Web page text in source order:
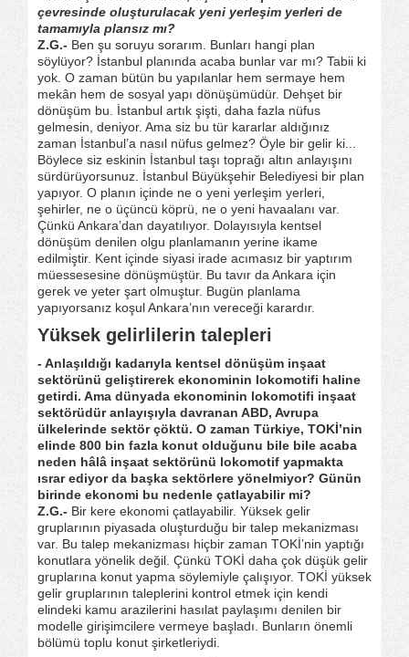
çevresinde oluşturulacak yeni yerleşim yerleri de
tamamıyla plansız mı?
Z.G.- Ben şu soruyu sorarım. Bunları hangi plan
söylüyor? İstanbul planında acaba bunlar var mı? Tabii ki
yok. O zaman bütün bu yapılanlar hem sermaye hem
mekân hem de sosyal yapı dönüşümüdür. Dehşet bir
dönüşüm bu. İstanbul artık şişti, daha fazla nüfus
gelmesin, deniyor. Ama siz bu tür kararlar aldığınız
zaman İstanbul’a nasıl nüfus gelmez? Öyle bir gelir ki...
Böylece siz eskinin İstanbul taşı toprağı altın anlayışını
sürdürüyorsunuz. İstanbul Büyükşehir Belediyesi bir plan
yapıyor. O planın içinde ne o yeni yerleşim yerleri,
şehirler, ne o üçüncü köprü, ne o yeni havaalanı var.
Çünkü Ankara’dan dayatılıyor. Dolayısıyla kentsel
dönüşüm denilen olgu planlamanın yerine ikame
edilmiştir. Kent içinde siyasi irade acımasız bir yaptırım
müessesesine dönüşmüştür. Bu tavır da Ankara için
gerek ve yeter şart olmuştur. Bugün planlama
yapıyorsanız koşul Ankara’nın vereceği karardır.
Yüksek gelirlilerin talepleri
- Anlaşıldığı kadarıyla kentsel dönüşüm inşaat
sektörünü geliştirerek ekonominin lokomotifi haline
getirdi. Ama dünyada ekonominin lokomotifi inşaat
sektörüdür anlayışıyla davranan ABD, Avrupa
ülkelerinde sektör çöktü. O zaman Türkiye, TOKİ’nin
elinde 800 bin fazla konut olduğunu bile bile acaba
neden hâlâ inşaat sektörünü lokomotif yapmakta
ısrar ediyor da başka sektörlere yönelmiyor? Günün
birinde ekonomi bu nedenle çatlayabilir mi?
Z.G.- Bir kere ekonomi çatlayabilir. Yüksek gelir
gruplarının piyasada oluşturduğu bir talep mekanizması
var. Bu talep mekanizması hiçbir zaman TOKİ’nin yaptığı
konutlara yönelik değil. Çünkü TOKİ daha çok düşük gelir
gruplarına konut yapma söylemiyle çalışıyor. TOKİ yüksek
gelir gruplarının taleplerini kontrol etmek için kendi
elindeki kamu arazilerini hasılat paylaşımı denilen bir
modelle girişimcilere vermeye başladı. Bunların önemli
bölümü toplu konut şirketleriydi.